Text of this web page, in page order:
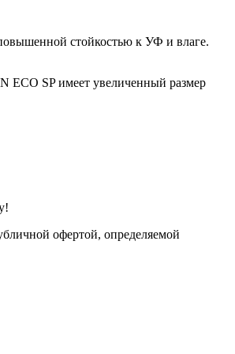
стойкостью к УФ и влаге.
ECO SP имеет увеличенный размер
офертой, определяемой